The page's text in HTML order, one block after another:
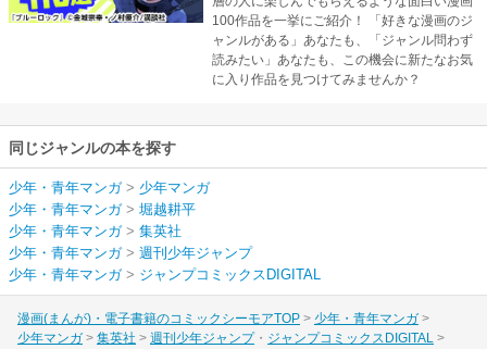
100作品を一挙にご紹介！ 「好きな漫画のジ
ャンルがある」あなたも、「ジャンル問わず
読みたい」あなたも、この機会に新たなお気
に入り作品を見つけてみませんか？
同じジャンルの本を探す
少年・青年マンガ> 少年マンガ
少年・青年マンガ> 堀越耕平
少年・青年マンガ> 集英社
少年・青年マンガ> 週刊少年ジャンプ
少年・青年マンガ> ジャンプコミックスDIGITAL
漫画(まんが)・電子書籍のコミックシーモアTOP
少年・青年マンガ
少年マンガ
集英社 週刊少年ジャンプ
ジャンプコミックスDIGITAL